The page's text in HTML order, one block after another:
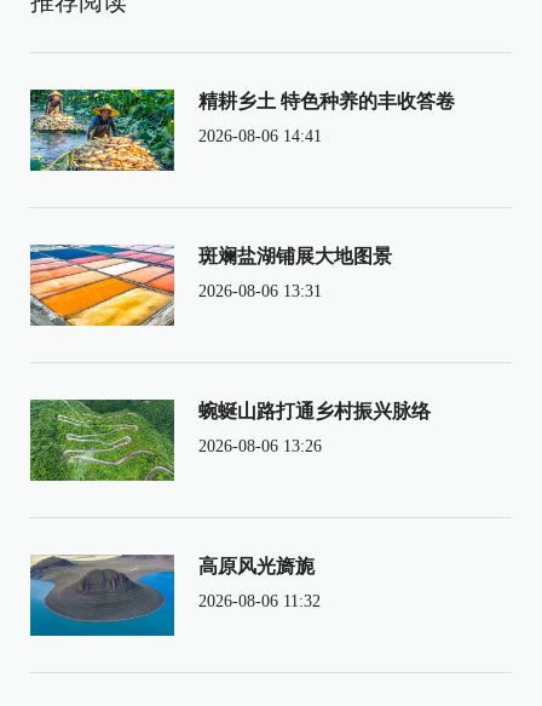
精耕乡土 特色种养的丰收答卷
2026-08-06 14:41
斑斓盐湖铺展大地图景
2026-08-06 13:31
蜿蜒山路打通乡村振兴脉络
2026-08-06 13:26
高原风光旖旎
2026-08-06 11:32